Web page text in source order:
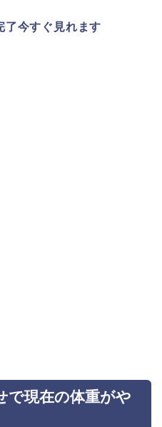
今すぐ見れます
で現在の体重がや